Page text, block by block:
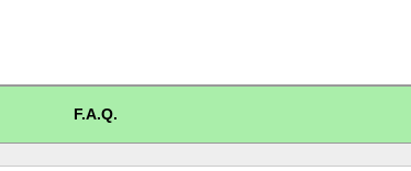
F.A.Q.